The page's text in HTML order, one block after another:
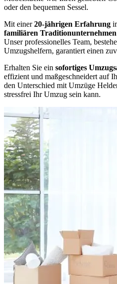
oder den bequemen Sessel.
Mit einer20-jährigen Erfahrung
familiären Traditionunternehmen
Unser professionelles Team,
Umzugshelfern, garantiert einen
Erhalten Sie ein sofortiges
effizient und maßgeschneidert auf
den Unterschied mit Umzüge
stressfrei Ihr Umzug sein kann.